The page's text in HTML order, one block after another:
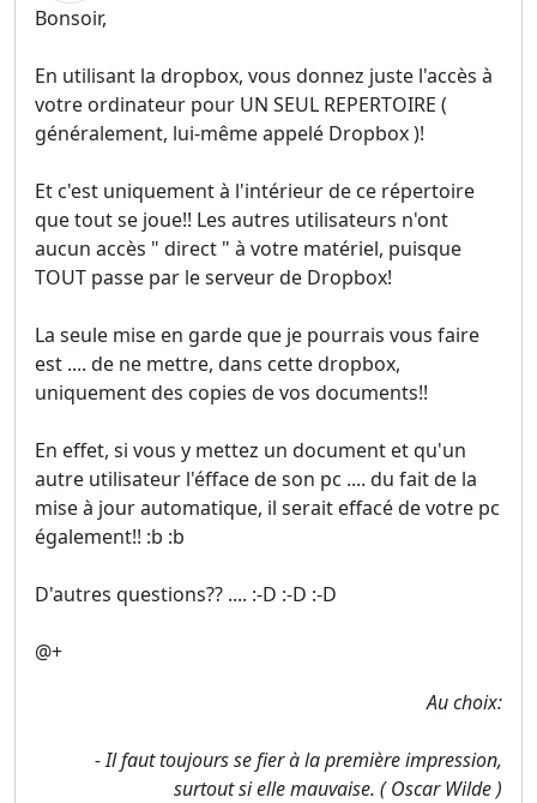
Bonsoir,
En utilisant la dropbox, vous donnez juste l'accès à
votre ordinateur pour UN SEUL REPERTOIRE (
généralement, lui-même appelé Dropbox )!
Et c'est uniquement à l'intérieur de ce répertoire
que tout se joue!! Les autres utilisateurs n'ont
aucun accès " direct " à votre matériel, puisque
TOUT passe par le serveur de Dropbox!
La seule mise en garde que je pourrais vous faire
est .... de ne mettre, dans cette dropbox,
uniquement des copies de vos documents!!
En effet, si vous y mettez un document et qu'un
autre utilisateur l'éfface de son pc .... du fait de la
mise à jour automatique, il serait effacé de votre pc
également!! :b :b
D'autres questions?? .... :-D :-D :-D
@+
Au choix:
- Il faut toujours se fier à la première impression,
surtout si elle mauvaise. ( Oscar Wilde )